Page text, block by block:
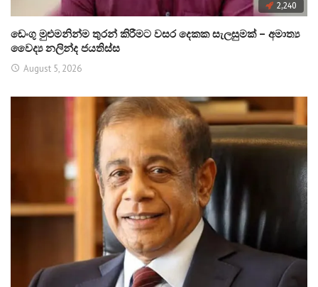
2,240
ඩෙංගු මුළුමනින්ම තුරන් කිරීමට වසර දෙකක සැලසුමක් – අමාත්‍ය
වෛද්‍ය නලින්ද ජයතිස්ස
August 5, 2026